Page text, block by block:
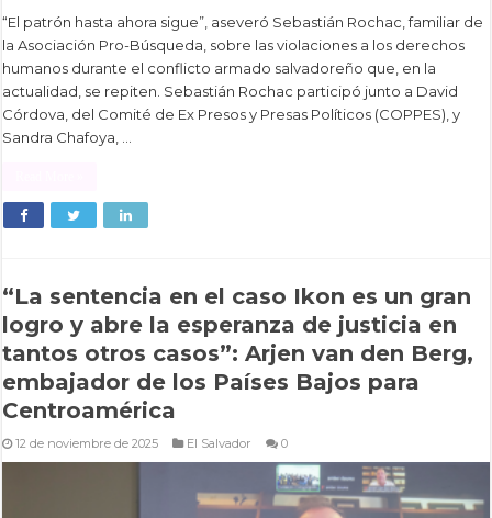
“El patrón hasta ahora sigue”, aseveró Sebastián Rochac, familiar de
la Asociación Pro-Búsqueda, sobre las violaciones a los derechos
humanos durante el conflicto armado salvadoreño que, en la
actualidad, se repiten. Sebastián Rochac participó junto a David
Córdova, del Comité de Ex Presos y Presas Políticos (COPPES), y
Sandra Chafoya, …
“La sentencia en el caso Ikon es un gran
logro y abre la esperanza de justicia en
tantos otros casos”: Arjen van den Berg,
embajador de los Países Bajos para
Centroamérica
12 de noviembre de 2025 El Salvador 0